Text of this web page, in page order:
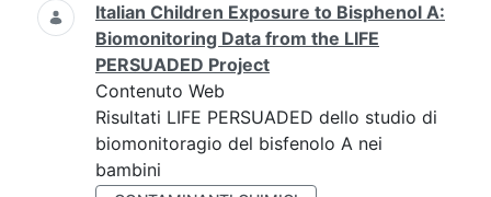
Italian Children Exposure to Bisphenol A:
Biomonitoring Data from the LIFE
PERSUADED Project
Contenuto Web
Risultati LIFE PERSUADED dello studio di
biomonitoragio del bisfenolo A nei
bambini